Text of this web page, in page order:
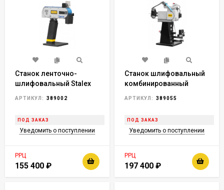
Станок ленточно-
шлифовальный Stalex
АРТИКУЛ: 389002
ПОД ЗАКАЗ
Уведомить о поступлении
РРЦ
155 400 ₽
Станок шлифовальный
комбинированный
АРТИКУЛ: 389055
ПОД ЗАКАЗ
Уведомить о поступлении
РРЦ
197 400 ₽